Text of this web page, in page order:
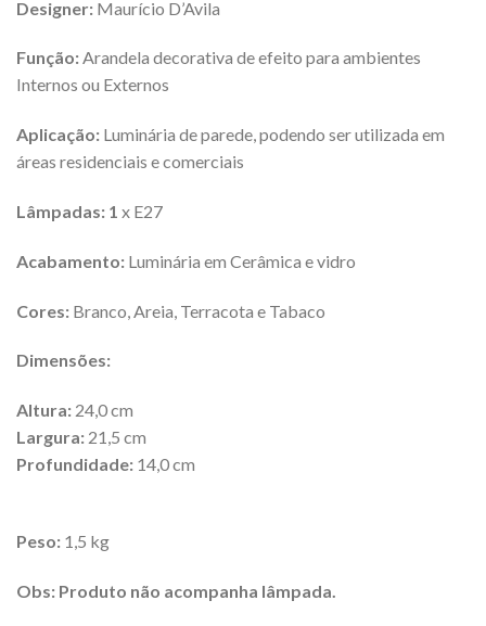
Designer: Maurício D’Avila
Função:Arandela decorativa de efeito para ambientes
Internos ou Externos
Aplicação: Luminária de parede, podendo ser utilizada em
áreas residenciais e comerciais
Lâmpadas: 1 x E27
Acabamento: Luminária em Cerâmica e vidro
Cores: Branco, Areia, Terracota e Tabaco
Dimensões:
Altura: 24,0 cm
Largura: 21,5 cm
Profundidade: 14,0 cm
Peso: 1,5 kg
Obs: Produto não acompanha lâmpada.